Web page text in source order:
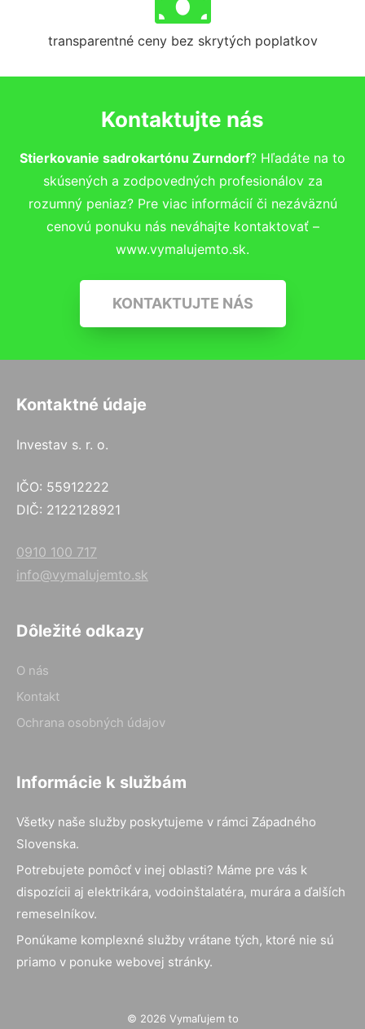
transparentné ceny bez skrytých poplatkov
Kontaktujte nás
Stierkovanie sadrokartónu Zurndorf? Hľadáte na to
skúsených a zodpovedných profesionálov za
rozumný peniaz? Pre viac informácií či nezáväznú
cenovú ponuku nás neváhajte kontaktovať –
www.vymalujemto.sk.
KONTAKTUJTE NÁS
Kontaktné údaje
Investav s. r. o.
IČO: 55912222
DIČ: 2122128921
0910 100 717
info@vymalujemto.sk
Dôležité odkazy
O nás
Kontakt
Ochrana osobných údajov
Informácie k službám
Všetky naše služby poskytujeme v rámci Západného
Slovenska.
Potrebujete pomôcť v inej oblasti? Máme pre vás k
dispozícii aj elektrikára, vodoinštalatéra, murára a ďalších
remeselníkov.
Ponúkame komplexné služby vrátane tých, ktoré nie sú
priamo v ponuke webovej stránky.
© 2026 Vymaľujem to